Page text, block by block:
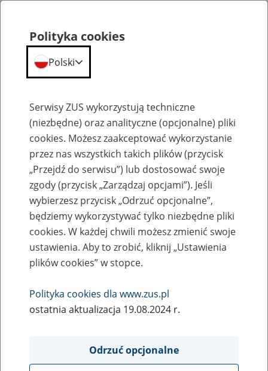
Szkolenia
Zaproś ZUS do siebie: eZUS, wizyty
rezerwowane, e-wizyty, Aktywni 50+
Rodzaj wydarzenia
Szkolenia
Obszar merytoryczny
Płatnicy, ubezpieczeni, świadczeniobiorcy
Polityka cookies
Polski
Serwisy ZUS wykorzystują techniczne
(niezbędne) oraz analityczne (opcjonalne) pliki
cookies. Możesz zaakceptować wykorzystanie
przez nas wszystkich takich plików (przycisk
„Przejdź do serwisu”) lub dostosować swoje
zgody (przycisk „Zarządzaj opcjami”). Jeśli
wybierzesz przycisk „Odrzuć opcjonalne”,
będziemy wykorzystywać tylko niezbędne pliki
cookies. W każdej chwili możesz zmienić swoje
ustawienia. Aby to zrobić, kliknij „Ustawienia
plików cookies” w stopce.
Polityka cookies dla www.zus.pl
ostatnia aktualizacja 19.08.2024 r.
Odrzuć opcjonalne